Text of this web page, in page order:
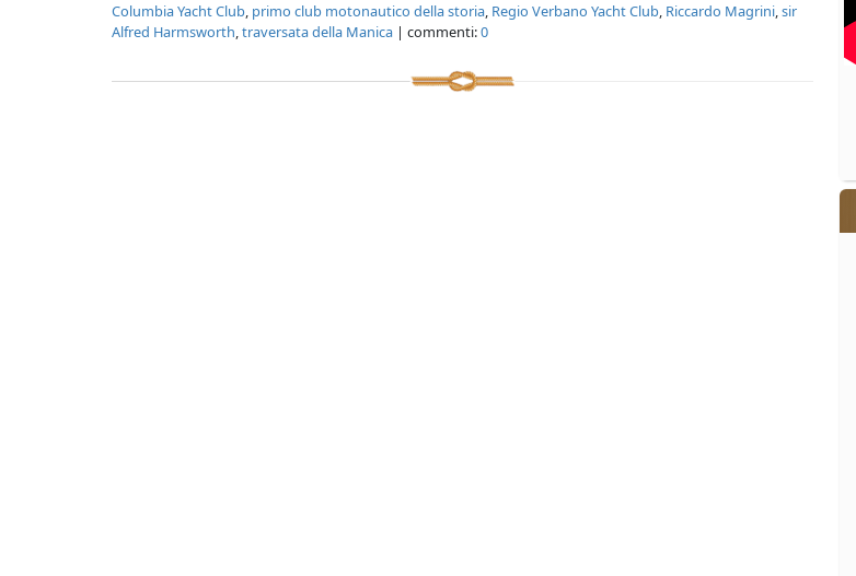
Columbia Yacht Club, primo club motonautico della storia, Regio Verbano Yacht Club, Riccardo Magrini,sir
Alfred Harmsworth,traversata della Manica | commenti:0